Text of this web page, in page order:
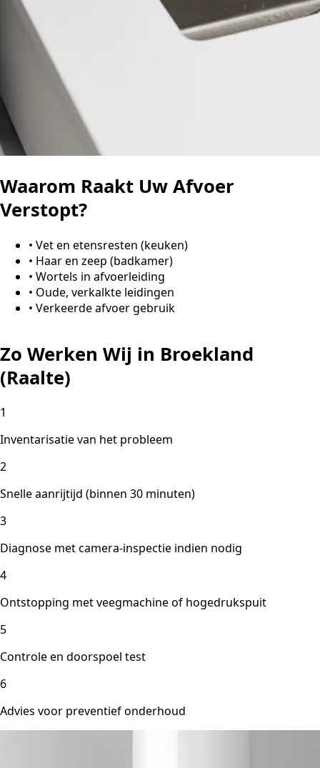
Waarom Raakt Uw Afvoer
Verstopt?
• Vet en etensresten (keuken)
• Haar en zeep (badkamer)
• Wortels in afvoerleiding
• Oude, verkalkte leidingen
• Verkeerde afvoer gebruik
Zo Werken Wij in Broekland
(Raalte)
1
Inventarisatie van het probleem
2
Snelle aanrijtijd (binnen 30 minuten)
3
Diagnose met camera-inspectie indien nodig
4
Ontstopping met veegmachine of hogedrukspuit
5
Controle en doorspoel test
6
Advies voor preventief onderhoud